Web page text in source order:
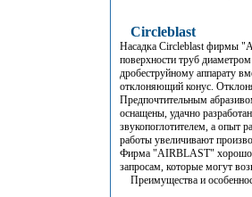
Circleblast
Насадка Circleblast фирмы
поверхности труб
дробеструйному аппарату
отклоняющий конус.
Предпочтительным
оснащены, удачно
звукопоглотителем, а опыт
работы увеличивают
Фирма "AIRBLAST" хорошо
запросам, которые могут
Преимущества и